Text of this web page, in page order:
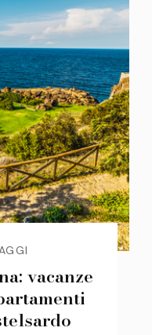
vacanze